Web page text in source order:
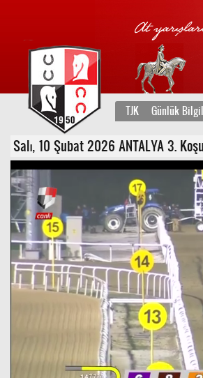
TJK Günlük
Salı, 10 Şubat 2026 ANTALYA 3.